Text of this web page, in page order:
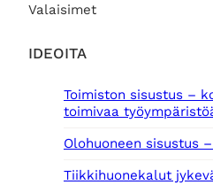
Valaisimet
IDEOITA
Toimiston sisustus –
toimivaa
Olohuoneen sisustus
Tiikkihuonekalut